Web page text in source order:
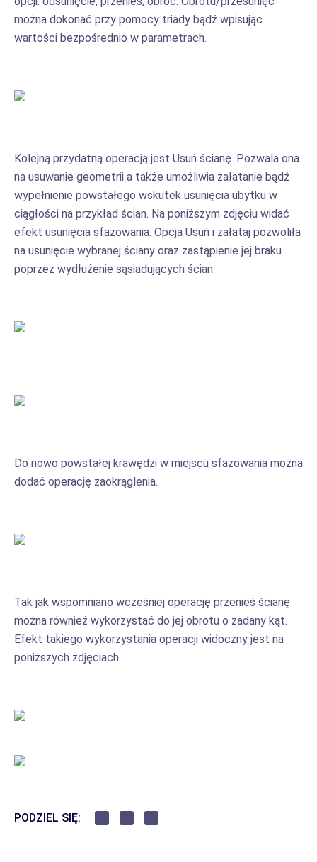
można dokonać przy pomocy triady bądź wpisując
wartości bezpośrednio w parametrach.
Kolejną przydatną operacją jest Usuń ścianę. Pozwala ona
na usuwanie geometrii a także umożliwia załatanie bądź
wypełnienie powstałego wskutek usunięcia ubytku w
ciągłości na przykład ścian. Na poniższym zdjęciu widać
efekt usunięcia sfazowania. Opcja Usuń i załataj pozwoliła
na usunięcie wybranej ściany oraz zastąpienie jej braku
poprzez wydłużenie sąsiadujących ścian.
Do nowo powstałej krawędzi w miejscu sfazowania można
dodać operację zaokrąglenia.
Tak jak wspomniano wcześniej operację przenieś ścianę
można również wykorzystać do jej obrotu o zadany kąt.
Efekt takiego wykorzystania operacji widoczny jest na
poniższych zdjęciach.
PODZIEL SIĘ: